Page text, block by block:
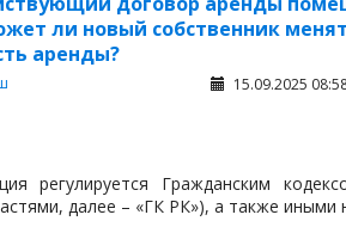
ли новый собственник
аренды?
15.09.2025
регулируется Гражданским
далее – «ГК РК»), а также